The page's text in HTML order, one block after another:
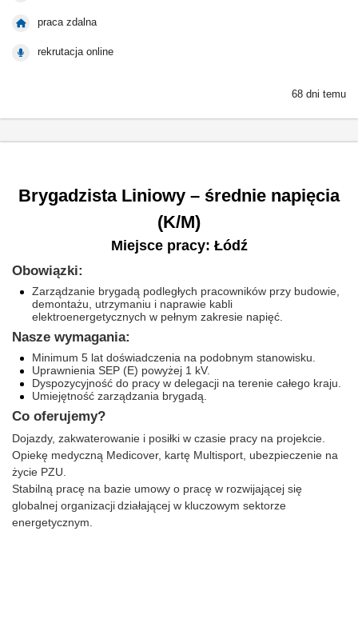
praca zdalna
rekrutacja online
68 dni temu
Brygadzista Liniowy – średnie napięcia
(K/M)
Miejsce pracy: Łódź
Obowiązki:
Zarządzanie brygadą podległych pracowników przy budowie,
demontażu, utrzymaniu i naprawie kabli
elektroenergetycznych w pełnym zakresie napięć.
Nasze wymagania:
Minimum 5 lat doświadczenia na podobnym stanowisku.
Uprawnienia SEP (E) powyżej 1 kV.
Dyspozycyjność do pracy w delegacji na terenie całego kraju.
Umiejętność zarządzania brygadą.
Co oferujemy?
Dojazdy, zakwaterowanie i posiłki w czasie pracy na projekcie.
Opiekę medyczną Medicover, kartę Multisport, ubezpieczenie na
życie PZU.
Stabilną pracę na bazie umowy o pracę w rozwijającej się
globalnej organizacjidziałającej w kluczowym sektorze
energetycznym.